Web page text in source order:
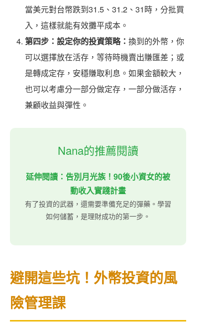
當美元對台幣跌到31.5、31.2、31時，分批買
入，這樣就能有效攤平成本。
第四步：設定你的投資策略： 換到的外幣，你
可以選擇放在活存，等待時機賣出賺匯差；或
是轉成定存，安穩賺取利息。如果金額較大，
也可以考慮分一部分做定存，一部分做活存，
兼顧收益與彈性。
Nana的推薦閱讀
延伸閱讀：告別月光族！90後小資女的被
動收入實踐計畫
有了投資的武器，還需要準備充足的彈藥。學習
如何儲蓄，是理財成功的第一步。
避開這些坑！外幣投資的風
險管理課